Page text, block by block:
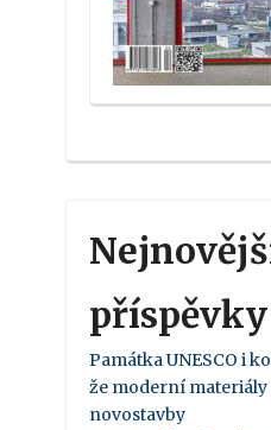
příspěvky
Památka UNESCO i
že moderní materiály
novostavby